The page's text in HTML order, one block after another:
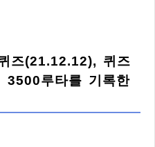
즈(21.12.12), 퀴즈
3500루타를 기록한